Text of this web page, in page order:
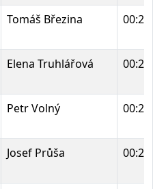
Tomáš Březina
Elena Truhlářová
Petr Volný
Josef Průša